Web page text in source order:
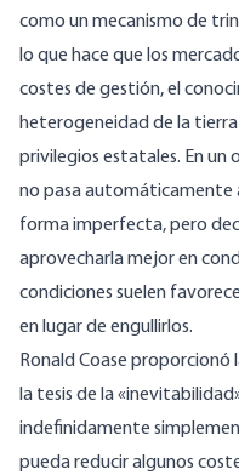
como un mecanismo de
lo que hace que los
costes de gestión,el
heterogeneidad de la
privilegios estatales. En un
no pasa
forma imperfecta, pero
aprovecharla mejor en
condiciones suelen
en lugar de engullirlos.
Ronald Coase proporcionó
la tesis de la
indefinidamente
pueda reducir algunos